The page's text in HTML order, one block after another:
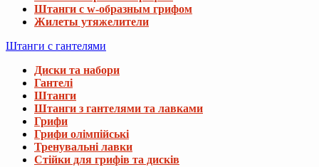
Штанги с w-образным грифом
Жилеты утяжелители
Штанги с гантелями
Диски та набори
Гантелі
Штанги
Штанги з гантелями та лавками
Грифи
Грифи олімпійські
Тренувальні лавки
Стійки для грифів та дисків